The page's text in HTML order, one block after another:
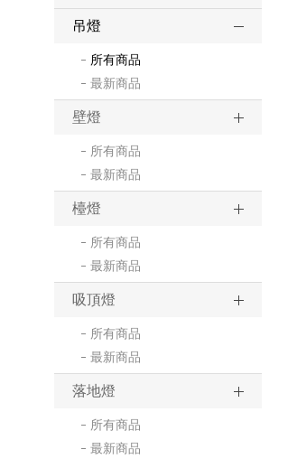
吊燈
所有商品
最新商品
壁燈
所有商品
最新商品
檯燈
所有商品
最新商品
吸頂燈
所有商品
最新商品
落地燈
所有商品
最新商品